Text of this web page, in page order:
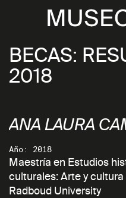
BECAS:
2018
ANA LAURA
Año: 2018
Maestría en Estudios
culturales: Arte y
Radboud University